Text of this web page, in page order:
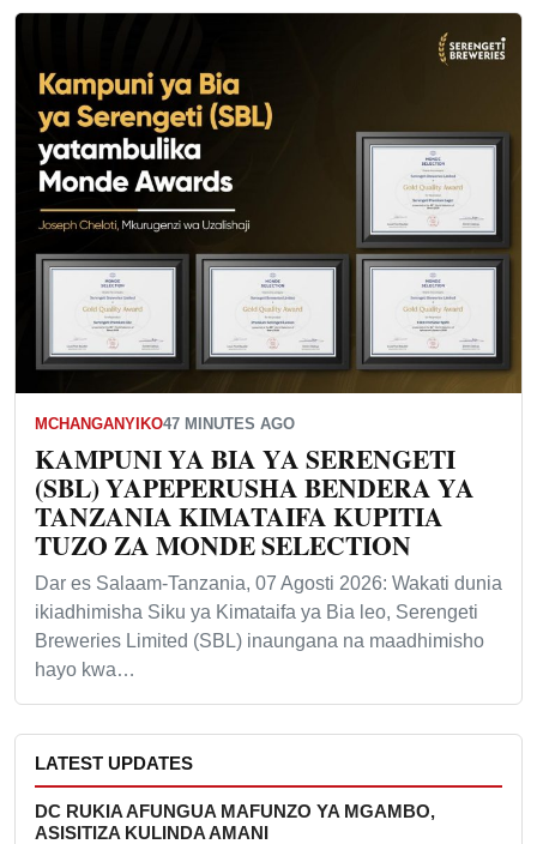
MCHANGANYIKO47 MINUTES AGO
KAMPUNI YA BIA YA SERENGETI
(SBL) YAPEPERUSHA BENDERA YA
TANZANIA KIMATAIFA KUPITIA
TUZO ZA MONDE SELECTION
Dar es Salaam-Tanzania, 07 Agosti 2026: Wakati dunia
ikiadhimisha Siku ya Kimataifa ya Bia leo, Serengeti
Breweries Limited (SBL) inaungana na maadhimisho
hayo kwa…
LATEST UPDATES
DC RUKIA AFUNGUA MAFUNZO YA MGAMBO,
ASISITIZA KULINDA AMANI